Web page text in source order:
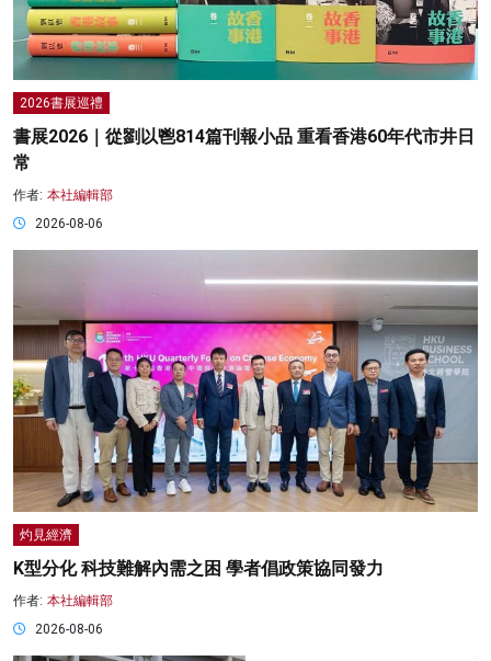
2026書展巡禮
書展2026｜從劉以鬯814篇刊報小品 重看香港60年代市井日
常
作者: 本社編輯部
2026-08-06
灼見經濟
K型分化 科技難解內需之困 學者倡政策協同發力
作者: 本社編輯部
2026-08-06